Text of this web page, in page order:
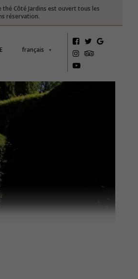
Côté Jardins est ouvert tous les
réservation.
français